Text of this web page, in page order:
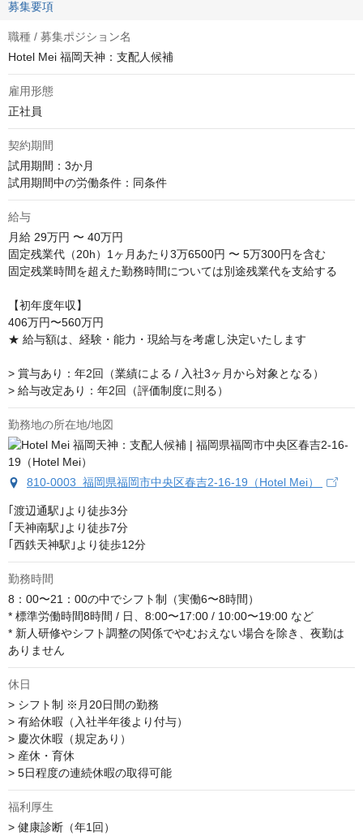
募集要項
職種 / 募集ポジション名
Hotel Mei 福岡天神：支配人候補
雇用形態
正社員
契約期間
試用期間：3か月
試用期間中の労働条件：同条件
給与
月給 29万円 〜 40万円
固定残業代（20h）1ヶ月あたり3万6500円 〜 5万300円を含む
固定残業時間を超えた勤務時間については別途残業代を支給する
【初年度年収】
406万円〜560万円
★ 給与額は、経験・能力・現給与を考慮し決定いたします
> 賞与あり：年2回（業績による / 入社3ヶ月から対象となる）
> 給与改定あり：年2回（評価制度に則る）
勤務地の所在地/地図
810-0003 福岡県福岡市中央区春吉2-16-19（Hotel Mei）
｢渡辺通駅｣より徒歩3分
｢天神南駅｣より徒歩7分
｢西鉄天神駅｣より徒歩12分
勤務時間
8：00〜21：00の中でシフト制（実働6〜8時間）
* 標準労働時間8時間 / 日、8:00〜17:00 / 10:00〜19:00 など
* 新人研修やシフト調整の関係でやむおえない場合を除き、夜勤は
ありません
休日
> シフト制 ※月20日間の勤務
> 有給休暇（入社半年後より付与）
> 慶次休暇（規定あり）
> 産休・育休
> 5日程度の連続休暇の取得可能
福利厚生
> 健康診断（年1回）